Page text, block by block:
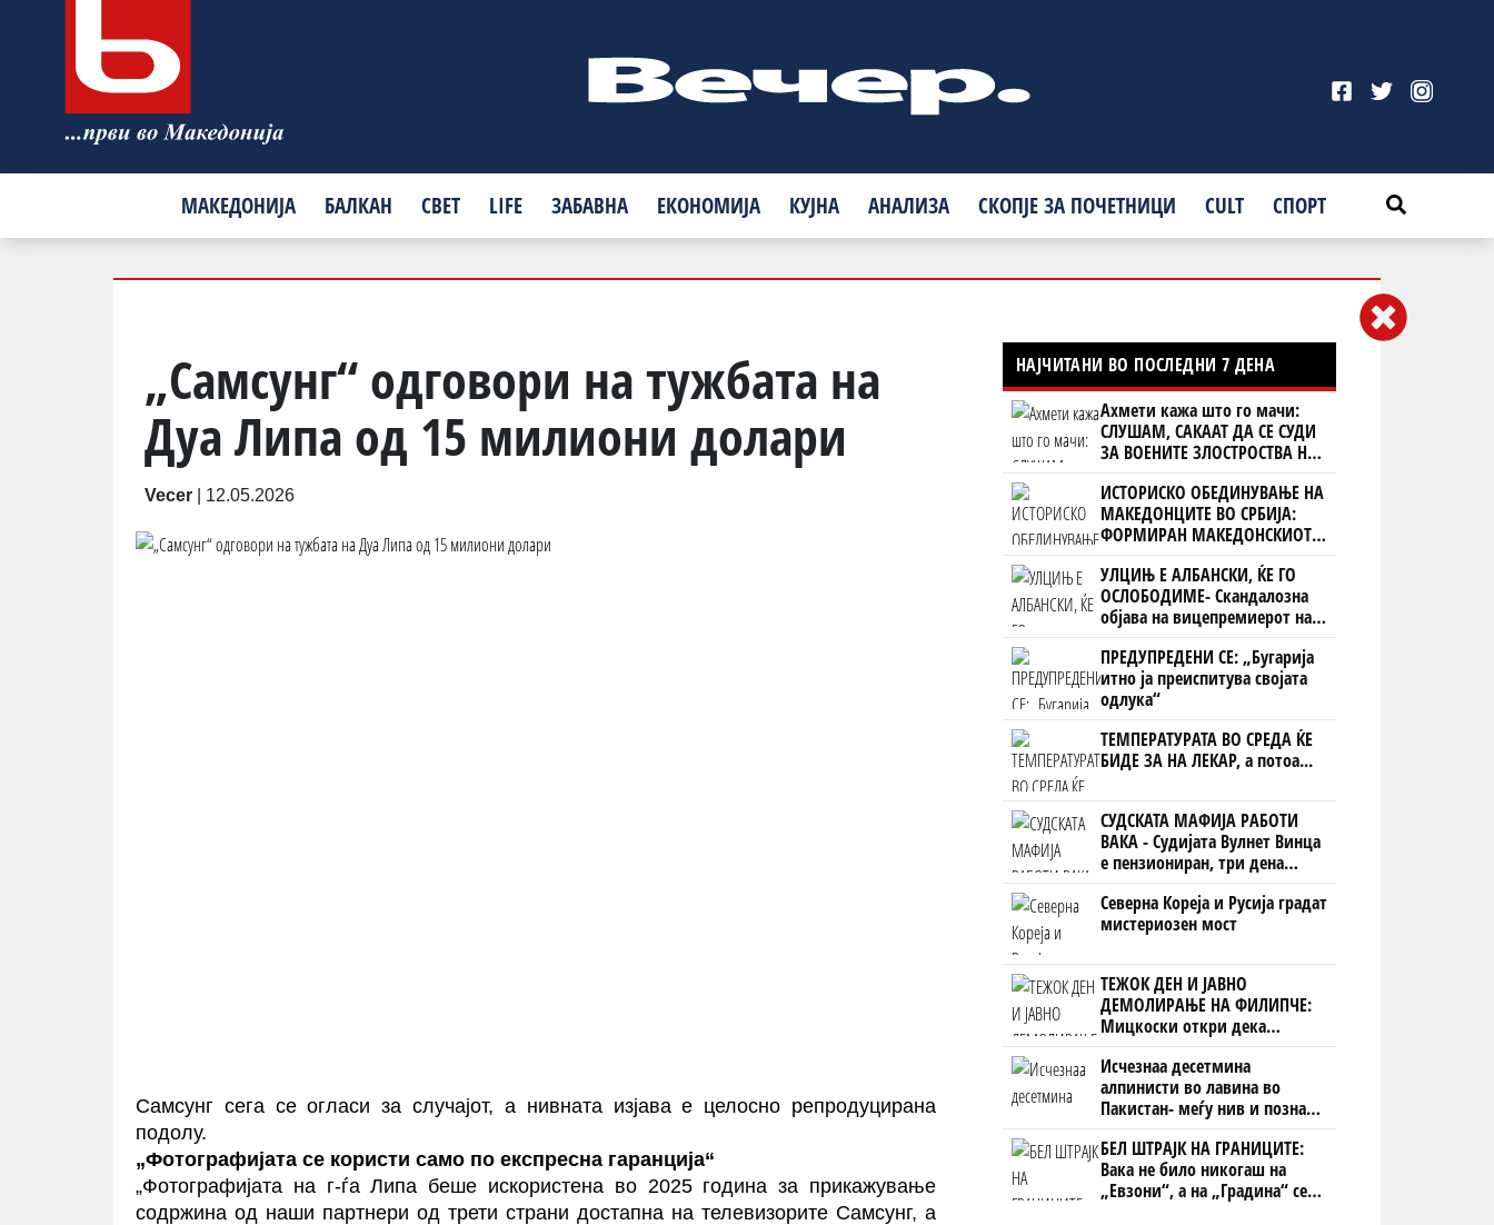
МАКЕДОНИЈА БАЛКАН СВЕТ LIFE ЗАБАВНА ЕКОНОМИЈА КУЈНА АНАЛИЗА СКОПЈЕ ЗА ПОЧЕТНИЦИ CULT СПОРТ
„Самсунг“ одговори на тужбата на
Дуа Липа од 15 милиони долари
Vecer 12.05.2026
Самсунг сега се огласи за случајот, а нивната изјава е целосно репродуцирана
подолу.
„Фотографијата се користи само по експресна гаранција“
„Фотографијата на г-ѓаЛипа беше искористена во 2025 година за прикажување
содржина од наши партнери од трети страни достапна на телевизорите Самсунг, а
НАЈЧИТАНИ ВО ПОСЛЕДНИ 7 ДЕНА
Ахмети кажа што го мачи:
СЛУШАМ, САКААТ ДА СЕ СУДИ
ЗА ВОЕНИТЕ ЗЛОСТРОСТВА НА
УЧК...
ИСТОРИСКО ОБЕДИНУВАЊЕ НА
МАКЕДОНЦИТЕ ВО СРБИЈА:
ФОРМИРАН МАКЕДОНСКИОТ
НАЦИОНАЛЕН СОЈУЗ
УЛЦИЊ Е АЛБАНСКИ, ЌЕ ГО
ОСЛОБОДИМЕ- Скандалозна
објава на вицепремиерот на
Црна Гора
ПРЕДУПРЕДЕНИ СЕ: „Бугарија
итно ја преиспитува својата
одлука“
ТЕМПЕРАТУРАТА ВО СРЕДА ЌЕ
БИДЕ ЗА НА ЛЕКАР, а потоа...
СУДСКАТА МАФИЈА РАБОТИ
ВАКА - Судијата Вулнет Винца
е пензиониран, три дена
откако му го врати пасошот
на бизнисменот Марковски
Северна Кореја и Русија градат
мистериозен мост
ТЕЖОК ДЕН И ЈАВНО
ДЕМОЛИРАЊЕ НА ФИЛИПЧЕ:
Мицкоски откри дека
човекот појма нема од
ништо, освен за кеш
Исчезнаа десетмина
алпинисти во лавина во
Пакистан- меѓу нив и познат
Непалец
БЕЛ ШТРАЈК НА ГРАНИЦИТЕ:
Вака не било никогаш на
„Евзони“, а на „Градина“ се